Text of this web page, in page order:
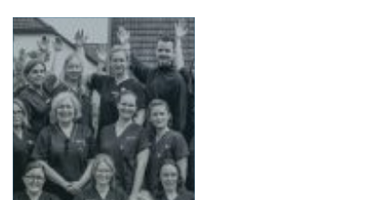
besvär och tänker att det
går nog över. Ofta gör
det inte det. En
legitimerad kiropraktor
kan hjälpa kroppen att
återfå rörlighet, minska
smä...